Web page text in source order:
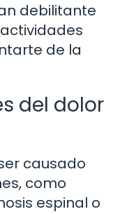
debilitante
de la
del dolor
causado
como
espinal o